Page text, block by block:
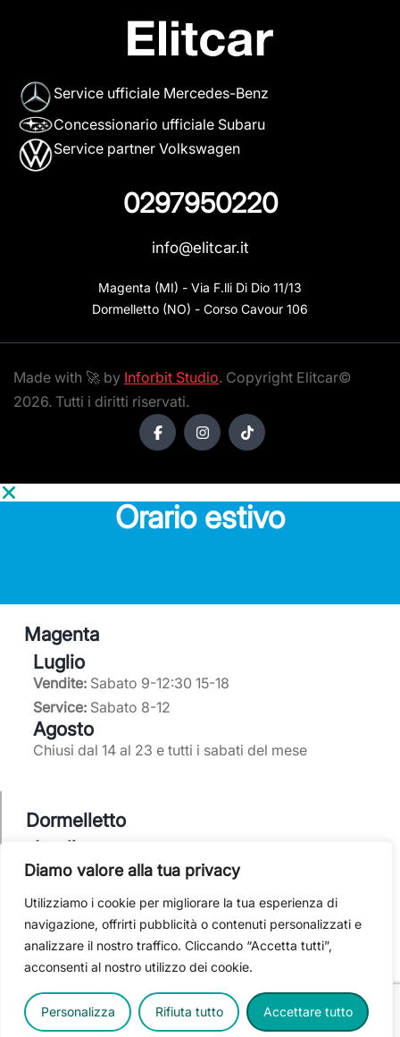
Diamo valore alla tua privacy
Utilizziamo i cookie per migliorare la tua esperienza di
navigazione, offrirti pubblicità o contenuti personalizzati e
analizzare il nostro traffico. Cliccando “Accetta tutti”,
acconsenti al nostro utilizzo dei cookie.
Personalizza Rifiuta tutto Accettare tutto
Service ufficiale Mercedes-Benz
Concessionario ufficiale Subaru
Service partner Volkswagen
0297950220
info@elitcar.it
Magenta (MI) - Via F.lli Di Dio 11/13
Dormelletto (NO) - Corso Cavour 106
Made with 🚀 by Inforbit Studio. Copyright Elitcar©
2026. Tutti i diritti riservati.
Orario estivo
Magenta
Luglio
Vendite: Sabato 9-12:30 15-18
Service: Sabato 8-12
Agosto
Chiusi dal 14 al 23 e tutti i sabati del mese
Dormelletto
Luglio
Vendite:Sabato 9-12:30 15-17:30
Elitbike
: Sabato 9-12:30 e pomeriggio su
appuntamento
Agosto
Noleggio: Sabato 9-12:30
Chiusi dal 14 al 23